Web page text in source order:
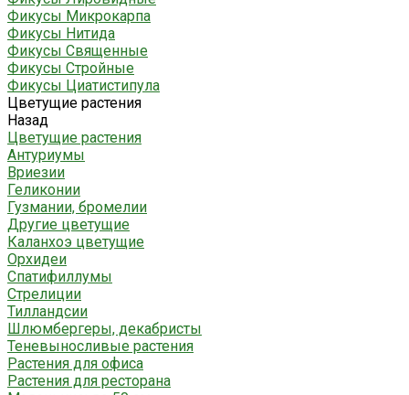
Фикусы Микрокарпа
Фикусы Нитида
Фикусы Священные
Фикусы Стройные
Фикусы Циатистипула
Цветущие растения
Назад
Цветущие растения
Антуриумы
Вриезии
Геликонии
Гузмании, бромелии
Другие цветущие
Каланхоэ цветущие
Орхидеи
Спатифиллумы
Стрелиции
Тилландсии
Шлюмбергеры, декабристы
Теневыносливые растения
Растения для офиса
Растения для ресторана